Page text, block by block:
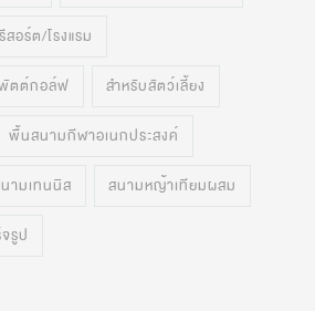
อร์ต/โรงแรม
ตต์กอล์ฟ สำหรับสัตว์เลี้ยง
พื้นสนามกีฬาอเนกประสงค์
ามเทนนิส สนามหญ้าเทียมผสม
รูป